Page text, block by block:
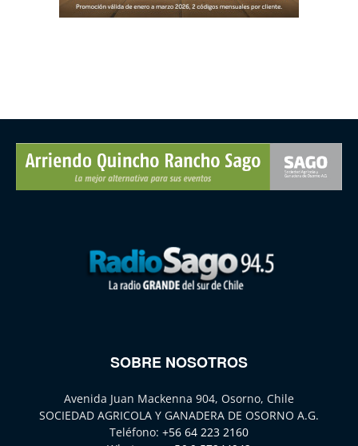
SOBRE NOSOTROS
Avenida Juan Mackenna 904, Osorno, Chile
SOCIEDAD AGRICOLA Y GANADERA DE OSORNO A.G.
Teléfono: +56 64 223 2160